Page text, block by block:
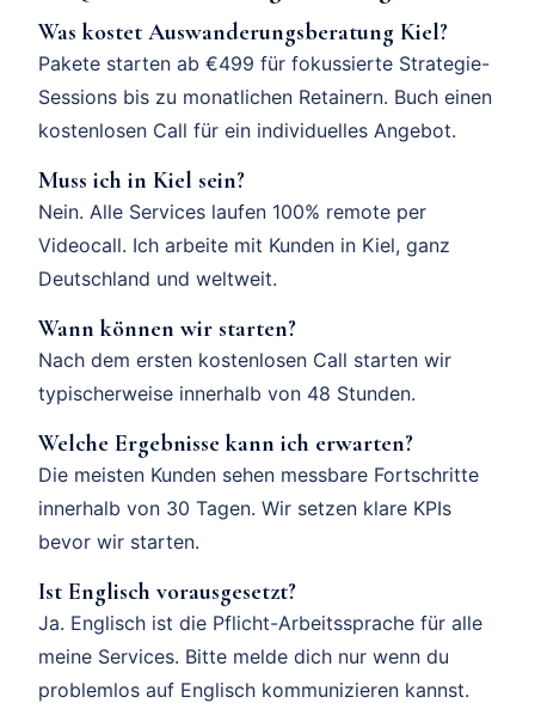
Was kostet Auswanderungsberatung Kiel?
Pakete starten ab €499 für fokussierte Strategie-
Sessions bis zu monatlichen Retainern. Buch einen
kostenlosen Call für ein individuelles Angebot.
Muss ich in Kiel sein?
Nein. Alle Services laufen 100% remote per
Videocall. Ich arbeite mit Kunden in Kiel, ganz
Deutschland und weltweit.
Wann können wir starten?
Nach dem ersten kostenlosen Call starten wir
typischerweise innerhalb von 48 Stunden.
Welche Ergebnisse kann ich erwarten?
Die meisten Kunden sehen messbare Fortschritte
innerhalb von 30 Tagen. Wir setzen klare KPIs
bevor wir starten.
Ist Englisch vorausgesetzt?
Ja. Englisch ist die Pflicht-Arbeitssprache für alle
meine Services. Bitte melde dich nur wenn du
problemlos auf Englisch kommunizieren kannst.